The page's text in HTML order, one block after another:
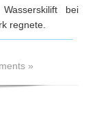
bei
regnete.
»